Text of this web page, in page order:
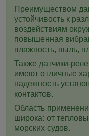
Преимуществом
устойчивость к
воздействиям
повышенная
влажность, пыль,
Также датчики-
имеют отличные
надежность
контактов.
Область
широка: от
морских судов.